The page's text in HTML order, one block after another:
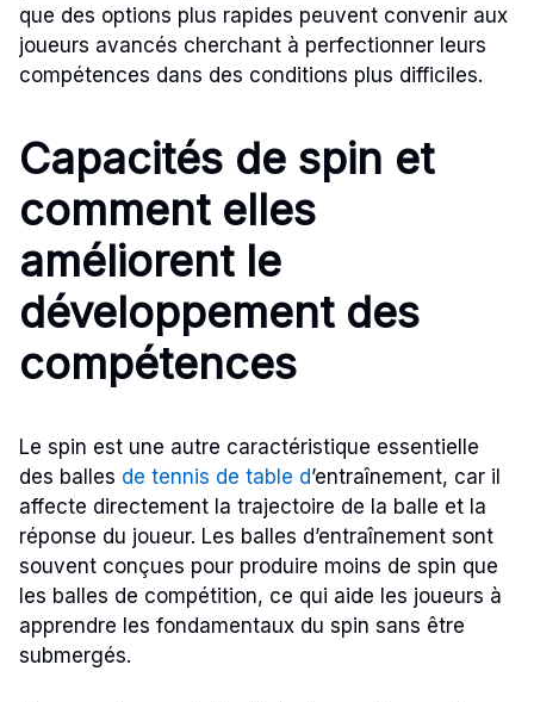
que des options plus rapides peuvent convenir aux
joueurs avancés cherchant à perfectionner leurs
compétences dans des conditions plus difficiles.
Capacités de spin et
comment elles
améliorent le
développement des
compétences
Le spin est une autre caractéristique essentielle
des balles de tennis de table d’entraînement, car il
affecte directement la trajectoire de la balle et la
réponse du joueur. Les balles d’entraînement sont
souvent conçues pour produire moins de spin que
les balles de compétition, ce qui aide les joueurs à
apprendre les fondamentaux du spin sans être
submergés.